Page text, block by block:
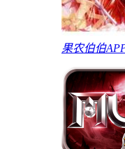
果农伯伯